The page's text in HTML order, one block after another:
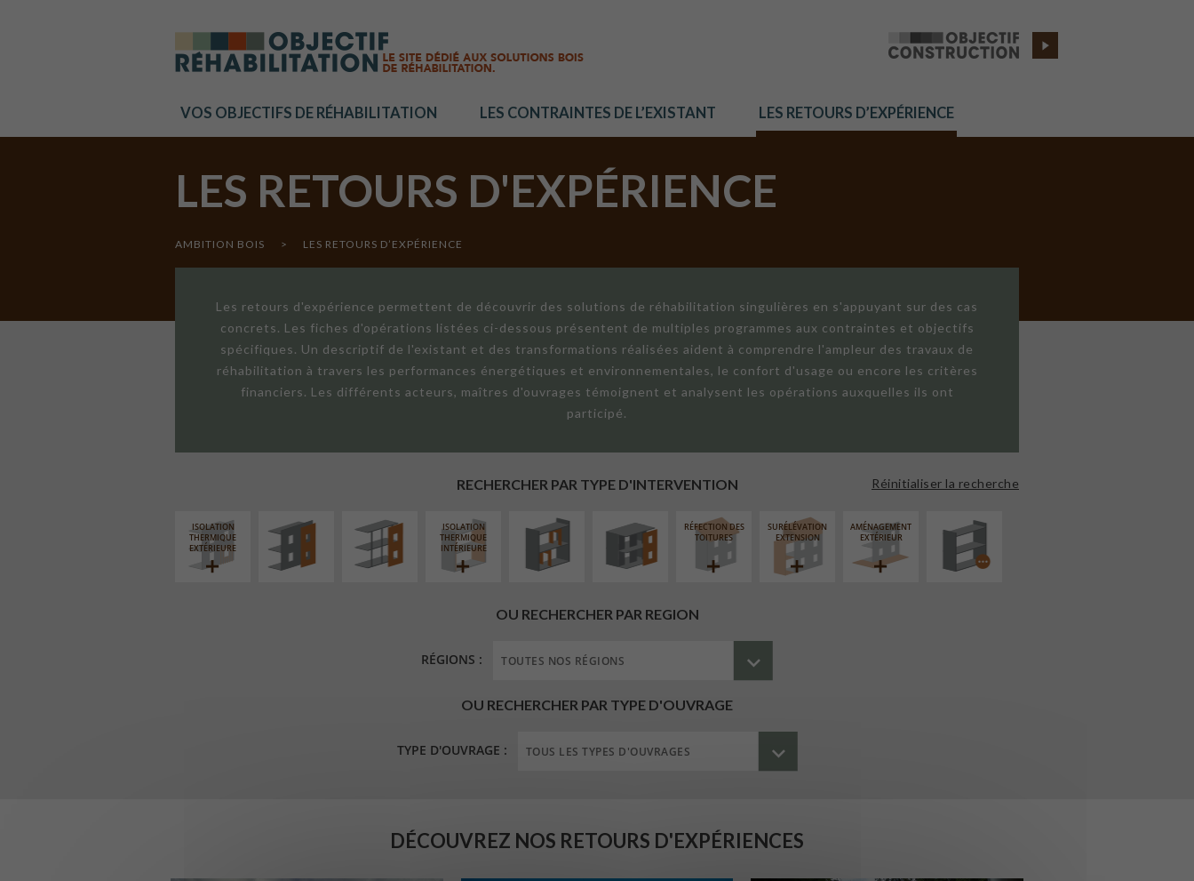
VOS OBJECTIFS DE RÉHABILITATION LES CONTRAINTES DE L’EXISTANT LES RETOURS D’EXPÉRIENCE
LES RETOURS D'EXPÉRIENCE
AMBITION BOIS > LES RETOURS D’EXPÉRIENCE
Les retours d'expérience permettent de découvrir des solutions de réhabilitation singulières en s'appuyant sur des cas
concrets. Les fiches d'opérations listées ci-dessous présentent de multiples programmes aux contraintes et objectifs
spécifiques. Un descriptif de l'existant et des transformations réalisées aident à comprendre l'ampleur des travaux de
réhabilitation à travers les performances énergétiques et environnementales, le confort d'usage ou encore les critères
financiers. Les différents acteurs, maîtres d'ouvrages témoignent et analysent les opérations auxquelles ils ont
participé.
RECHERCHER PAR TYPE D'INTERVENTION Réinitialiser la recherche
ISOLATION
THERMIQUE
EXTÉRIEURE
ISOLATION
THERMIQUE
INTÉRIEURE
RÉFECTION DES
TOITURES
SURÉLÉVATION
EXTENSION
AMÉNAGEMENT
EXTÉRIEUR
OU RECHERCHER PAR REGION
RÉGIONS :
OU RECHERCHER PAR TYPE D'OUVRAGE
TYPE D'OUVRAGE :
DÉCOUVREZ NOS RETOURS D'EXPÉRIENCES